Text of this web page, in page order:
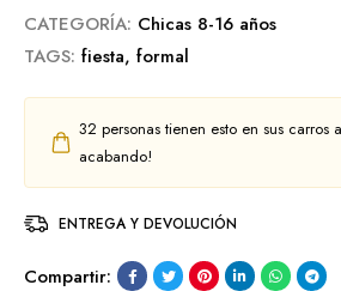
CATEGORÍA: Chicas 8-16 años
TAGS: fiesta, formal
32 personas tienen esto en sus carros
acabando!
ENTREGA Y DEVOLUCIÓN
Compartir: